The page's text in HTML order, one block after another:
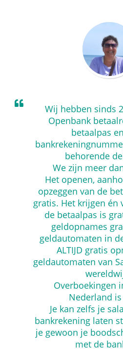
Wij hebben sinds
Openbank
betaalpas
behorende
We zijn meer
Het openen,
opzeggen van de
gratis. Het krijgen én
de betaalpas is
geldopnames
geldautomaten in
ALTIJD gratis
geldautomaten van
Overboekingen
Nederland
Je kan zelfs je
bankrekening laten
je gewoon je
met de